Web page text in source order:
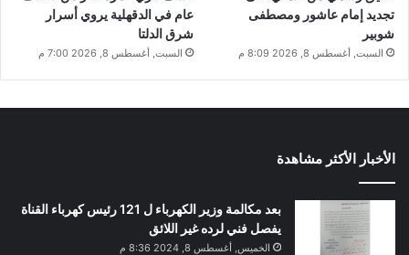
تجديد إمام عاشور ومصطفى
شوبير
السبت, أغسطس 8, 2026 8:09 م
عام في الدقهلية يروي أسرار
شرق الدلتا
السبت, أغسطس 8, 2026 7:00 م
الأخبار الأكثر مشاهدة
بعد مكالمة وزير الكهرباء ل 121 رئيس كهرباء القناة
يفصل فني لرده غير اللائق
الخميس, أغسطس 8, 2024 8:36 م